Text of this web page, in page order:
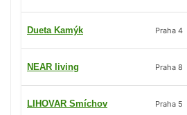
Dueta Kamýk Praha 4
NEAR living Praha 8
LIHOVAR Smíchov Praha 5